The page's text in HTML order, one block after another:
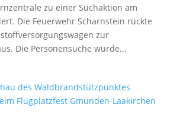
zu einer Suchaktion am
Die Feuerwehr Scharnstein rückte
zur
Die Personensuche wurde...